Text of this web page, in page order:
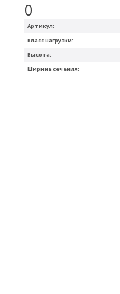
Артикул:
Ширина сечения:
Высота:
Класс нагрузки:
0